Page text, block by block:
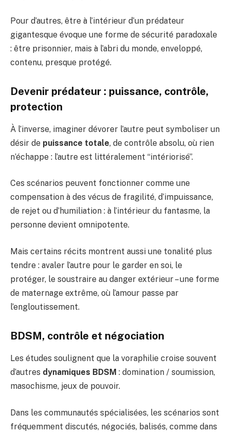
Pour d’autres, être à l’intérieur d’un prédateur
gigantesque évoque une forme de sécurité paradoxale
: être prisonnier, mais à l’abri du monde, enveloppé,
contenu, presque protégé.
Devenir prédateur : puissance, contrôle,
protection
À l’inverse, imaginer dévorer l’autre peut symboliser un
désir de puissance totale, de contrôle absolu, où rien
n’échappe : l’autre est littéralement “intériorisé”.
Ces scénarios peuvent fonctionner comme une
compensation à des vécus de fragilité, d’impuissance,
de rejet ou d’humiliation : à l’intérieur du fantasme, la
personne devient omnipotente.
Mais certains récits montrent aussi une tonalité plus
tendre : avaler l’autre pour le garder en soi, le
protéger, le soustraire au danger extérieur – une forme
de maternage extrême, où l’amour passe par
l’engloutissement.
BDSM, contrôle et négociation
Les études soulignent que la voraphilie croise souvent
d’autres dynamiques BDSM : domination / soumission,
masochisme, jeux de pouvoir.
Dans les communautés spécialisées, les scénarios sont
fréquemment discutés, négociés, balisés, comme dans